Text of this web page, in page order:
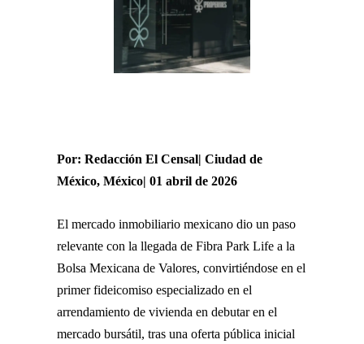
Por: Redacción El Censal| Ciudad de
México, México| 01 abril de 2026
El mercado inmobiliario mexicano dio un paso
relevante con la llegada de Fibra Park Life a la
Bolsa Mexicana de Valores, convirtiéndose en el
primer fideicomiso especializado en el
arrendamiento de vivienda en debutar en el
mercado bursátil, tras una oferta pública inicial